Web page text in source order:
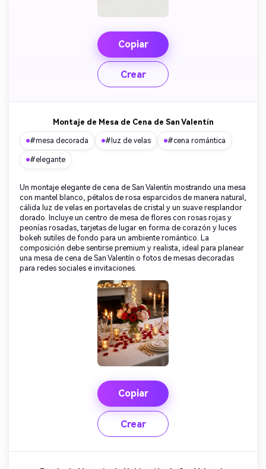
Copiar
Crear
Montaje de Mesa de Cena de San Valentín
#mesa decorada #luz de velas #cena romántica
#elegante
Un montaje elegante de cena de San Valentín mostrando una mesa
con mantel blanco, pétalos de rosa esparcidos de manera natural,
cálida luz de velas en portavelas de cristal y un suave resplandor
dorado. Incluye un centro de mesa de flores con rosas rojas y
peonías rosadas, tarjetas de lugar en forma de corazón y luces
bokeh sutiles de fondo para un ambiente romántico. La
composición debe sentirse premium y realista, ideal para planear
una mesa de cena de San Valentín o fotos de mesas decoradas
para redes sociales e invitaciones.
Copiar
Crear